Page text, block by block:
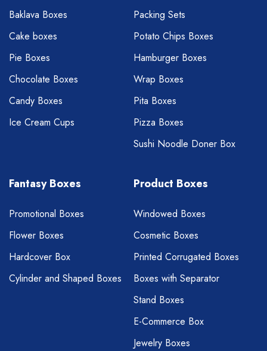
Baklava Boxes
Cake boxes
Pie Boxes
Chocolate Boxes
Candy Boxes
Ice Cream Cups
Packing Sets
Potato Chips Boxes
Hamburger Boxes
Wrap Boxes
Pita Boxes
Pizza Boxes
Sushi Noodle Doner Box
Fantasy Boxes
Promotional Boxes
Flower Boxes
Hardcover Box
Cylinder and Shaped Boxes
Product Boxes
Windowed Boxes
Cosmetic Boxes
Printed Corrugated Boxes
Boxes with Separator
Stand Boxes
E-Commerce Box
Jewelry Boxes